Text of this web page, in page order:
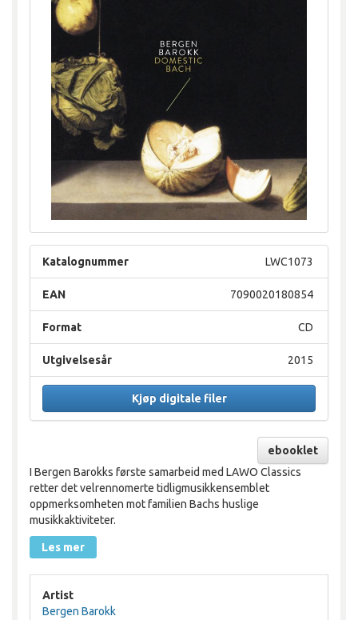
LWC1073
Katalognummer
7090020180854
EAN
CD
Format
2015
Utgivelsesår
Kjøp digitale filer
ebooklet
I Bergen Barokks første samarbeid med LAWO Classics
retter det velrennomerte tidligmusikkensemblet
oppmerksomheten mot familien Bachs huslige
musikkaktiviteter.
Les mer
Artist
Bergen Barokk